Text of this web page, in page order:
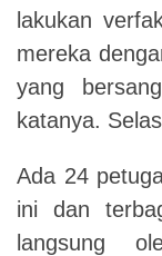
lakukan
mereka
yang
katanya.
Ada 24
ini dan
langsung